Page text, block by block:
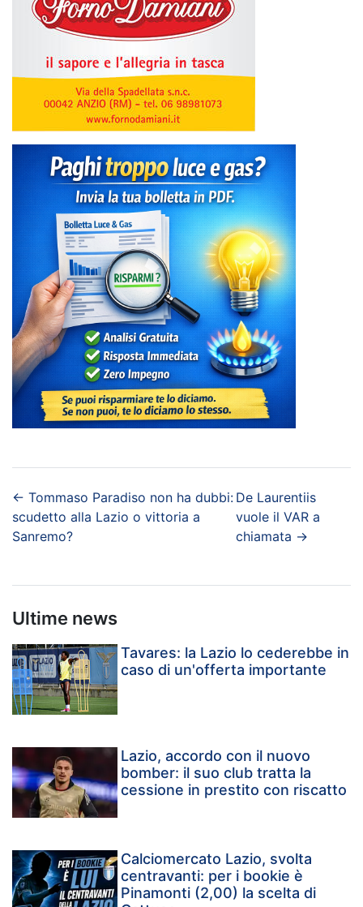
← Tommaso Paradiso non ha dubbi:
scudetto alla Lazio o vittoria a
Sanremo?
De Laurentiis
vuole il VAR a
chiamata →
Ultime news
Tavares: la Lazio lo cederebbe in
caso di un'offerta importante
Lazio, accordo con il nuovo
bomber: il suo club tratta la
cessione in prestito con riscatto
Calciomercato Lazio, svolta
centravanti: per i bookie è
Pinamonti (2,00) la scelta di